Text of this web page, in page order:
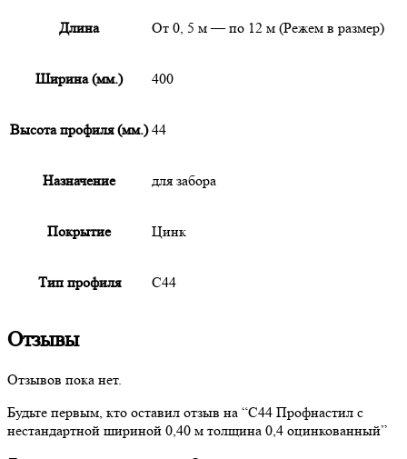
Длина От 0, 5 м — по 12 м (Режем в размер)
Ширина (мм.) 400
Высота профиля (мм.) 44
Назначение для забора
Покрытие Цинк
Тип профиля С44
Отзывы
Отзывов пока нет.
Будьте первым, кто оставил отзыв на “С44 Профнастил с
нестандартной шириной 0,40 м толщина 0,4 оцинкованный”